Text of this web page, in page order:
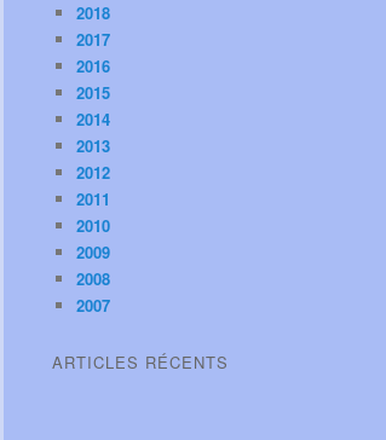
2018
2017
2016
2015
2014
2013
2012
2011
2010
2009
2008
2007
ARTICLES RÉCENTS